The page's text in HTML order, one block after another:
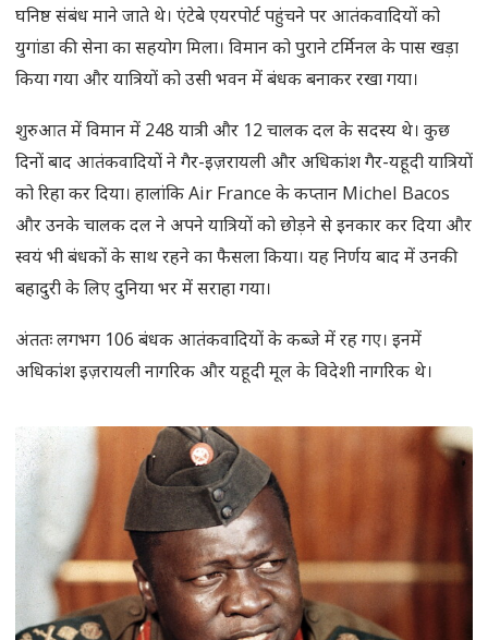
घनिष्ठ संबंध माने जाते थे। एंटेबे एयरपोर्ट पहुंचने पर आतंकवादियों को
युगांडा की सेना का सहयोग मिला। विमान को पुराने टर्मिनल के पास खड़ा
किया गया और यात्रियों को उसी भवन में बंधक बनाकर रखा गया।
शुरुआत में विमान में 248 यात्री और 12 चालक दल के सदस्य थे। कुछ
दिनों बाद आतंकवादियों ने गैर-इज़रायली और अधिकांश गैर-यहूदी यात्रियों
को रिहा कर दिया। हालांकि Air France के कप्तान Michel Bacos
और उनके चालक दल ने अपने यात्रियों को छोड़ने से इनकार कर दिया और
स्वयं भी बंधकों के साथ रहने का फैसला किया। यह निर्णय बाद में उनकी
बहादुरी के लिए दुनिया भर में सराहा गया।
अंततः लगभग 106 बंधक आतंकवादियों के कब्जे में रह गए। इनमें
अधिकांश इज़रायली नागरिक और यहूदी मूल के विदेशी नागरिक थे।